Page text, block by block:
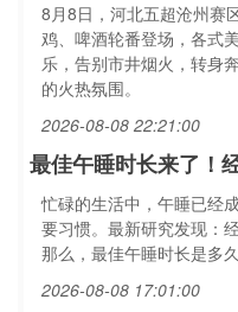
8月8日，河北五超沧州赛
鸡、啤酒轮番登场，各式
乐，告别市井烟火，转身
的火热氛围。
2026-08-08 22:21:00
最佳午睡时长来了！
忙碌的生活中，午睡已经
要习惯。最新研究发现：
那么，最佳午睡时长是多久
2026-08-08 17:01:00